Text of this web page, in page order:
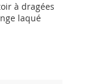
à dragées
laqué